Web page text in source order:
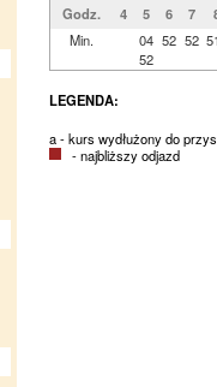
Godz.
4 5 6 7
Min.
04
52
52 52
LEGENDA:
a - kurs wydłużony do
- najbliższy odjazd